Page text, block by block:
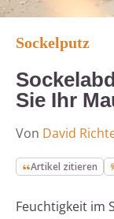
Sockelputz
Sie Ihr
Von David
Artikel zitieren
Feuchtigkeit im